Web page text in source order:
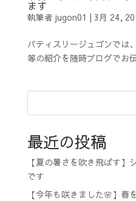
ます
執筆者 jugon01 | 3月 24,
パティスリージュゴンでは
等の紹介を随時ブログでお
最近の投稿
【夏の暑さを吹き飛ばす】
です
【今年も咲きました🌸】春